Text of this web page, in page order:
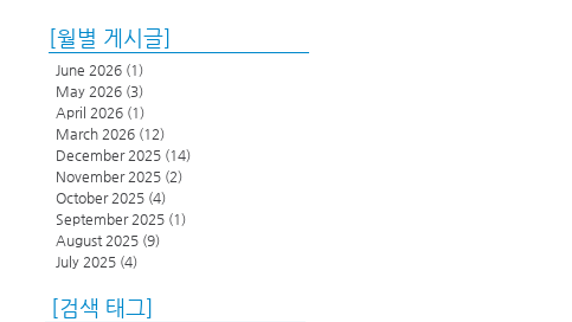
[월별 게시글]
June 2026 (1)
May 2026 (3)
April 2026 (1)
March 2026 (12)
December 2025 (14)
November 2025 (2)
October 2025 (4)
September 2025 (1)
August 2025 (9)
July 2025 (4)
[검색 태그]